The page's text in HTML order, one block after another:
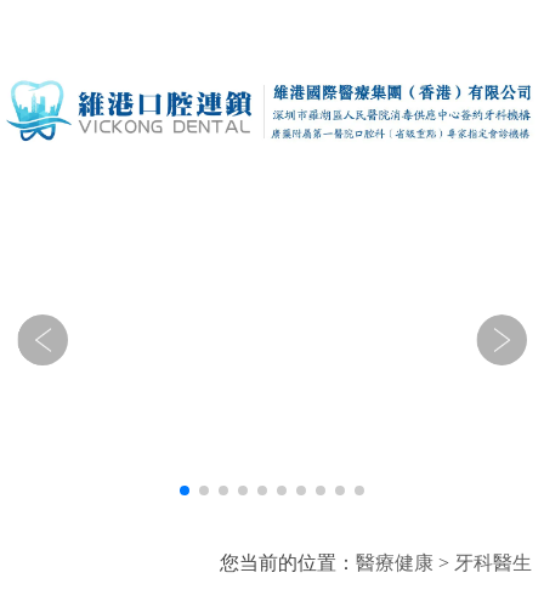
您当前的位置： 醫療健康 > 牙科醫生